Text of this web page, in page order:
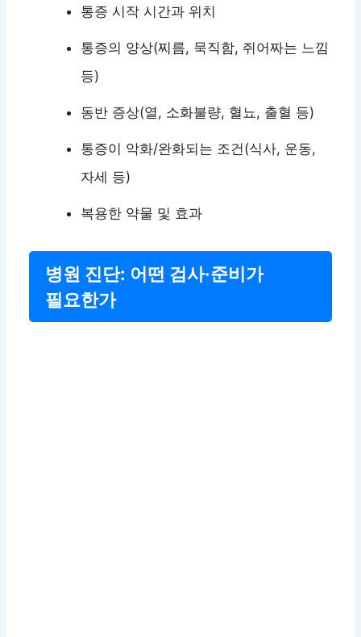
통증 시작 시간과 위치
통증의 양상(찌름, 묵직함, 쥐어짜는 느낌
등)
동반 증상(열, 소화불량, 혈뇨, 출혈 등)
통증이 악화/완화되는 조건(식사, 운동,
자세 등)
복용한 약물 및 효과
병원 진단: 어떤 검사·준비가
필요한가